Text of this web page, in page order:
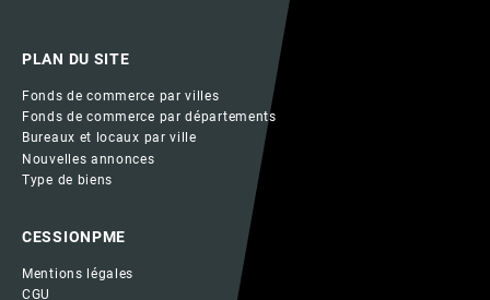
PLAN DU SITE
Fonds de commerce par villes
Fonds de commerce par départements
Bureaux et locaux par ville
Nouvelles annonces
Type de biens
CESSIONPME
Mentions légales
CGU